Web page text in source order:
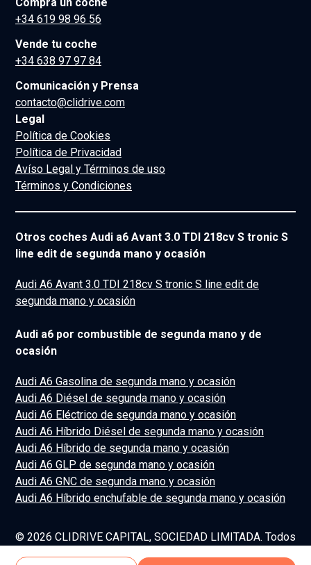
Compra un coche
+34 619 98 96 56
Vende tu coche
+34 638 97 97 84
Comunicación y Prensa
contacto@clidrive.com
Legal
Política de Cookies
Política de Privacidad
Avíso Legal y Términos de uso
Términos y Condiciones
Otros coches Audi a6 Avant 3.0 TDI 218cv S tronic S
line edit de segunda mano y ocasión
Audi A6 Avant 3.0 TDI 218cv S tronic S line edit de
segunda mano y ocasión
Audi a6 por combustible de segunda mano y de
ocasión
Audi A6 Gasolina de segunda mano y ocasión
Audi A6 Diésel de segunda mano y ocasión
Audi A6 Eléctrico de segunda mano y ocasión
Audi A6 Híbrido Diésel de segunda mano y ocasión
Audi A6 Híbrido de segunda mano y ocasión
Audi A6 GLP de segunda mano y ocasión
Audi A6 GNC de segunda mano y ocasión
Audi A6 Híbrido enchufable de segunda mano y ocasión
© 2026 CLIDRIVE CAPITAL, SOCIEDAD LIMITADA. Todos
los derechos reservados.